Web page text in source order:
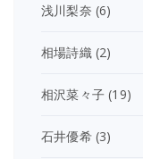
浅川梨奈 (6)
相場詩織(2)
相沢菜々子 (19)
石井優希(3)